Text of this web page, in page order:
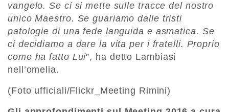
vangelo. Se ci si mette sulle tracce del nostro
unico Maestro. Se guariamo dalle tristi
patologie di una fede languida e asmatica. Se
ci decidiamo a dare la vita per i fratelli. Proprio
come ha fatto Lui”, ha detto Lambiasi
nell’omelia.
(Foto ufficiali/Flickr_Meeting Rimini)